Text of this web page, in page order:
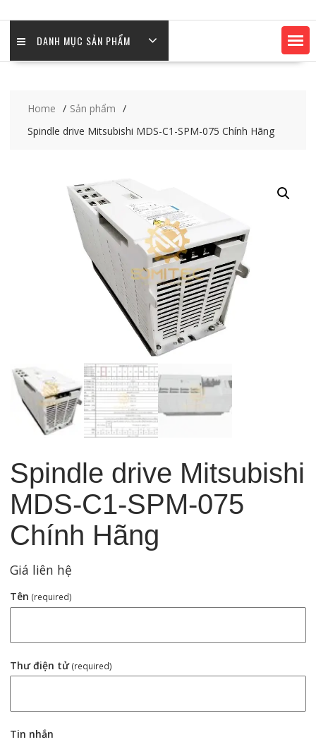
DANH MỤC SẢN PHẨM
Home
Sản phẩm
Spindle drive Mitsubishi MDS-C1-SPM-075 Chính Hãng
Spindle drive Mitsubishi
MDS-C1-SPM-075
Chính Hãng
Giá liên hệ
Tên (required)
Thư điện tử (required)
Tin nhắn